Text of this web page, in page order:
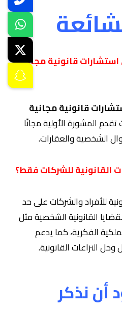
قانونية مجانية
قانونية مجانية
تقدم المشورة الأولية مجانًا
الشخصية والعقارات.
القانونية للشركات فقط؟
للأفراد والشركات على حد
القانونية الشخصية مثل
الفكرية، كما يدعم
النزاعات القانونية.
أن نذكر